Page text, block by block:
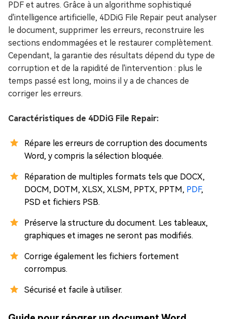
PDF et autres. Grâce à un algorithme sophistiqué
d'intelligence artificielle, 4DDiG File Repair peut analyser
le document, supprimer les erreurs, reconstruire les
sections endommagées et le restaurer complètement.
Cependant, la garantie des résultats dépend du type de
corruption et de la rapidité de l'intervention : plus le
temps passé est long, moins il y a de chances de
corriger les erreurs.
Caractéristiques de 4DDiG File Repair:
Répare les erreurs de corruption des documents
Word, y compris la sélection bloquée.
Réparation de multiples formats tels que DOCX,
DOCM, DOTM, XLSX, XLSM, PPTX, PPTM, PDF,
PSD et fichiers PSB.
Préserve la structure du document. Les tableaux,
graphiques et images ne seront pas modifiés.
Corrige également les fichiers fortement
corrompus.
Sécurisé et facile à utiliser.